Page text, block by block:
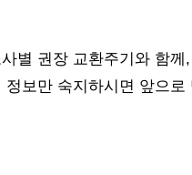
별 권장 교환주기와 함
보만 숙지하시면 앞으